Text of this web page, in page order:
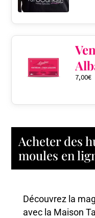
7,00€
Acheter des
moules en
Découvrez la
avec la Maison